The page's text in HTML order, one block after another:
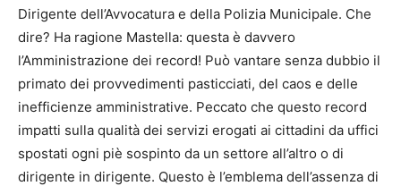
Dirigente dell’Avvocatura e della Polizia Municipale. Che
dire? Ha ragione Mastella: questa è davvero
l’Amministrazione dei record! Può vantare senza dubbio il
primato dei provvedimenti pasticciati, del caos e delle
inefficienze amministrative. Peccato che questo record
impatti sulla qualità dei servizi erogati ai cittadini da uffici
spostati ogni piè sospinto da un settore all’altro o di
dirigente in dirigente. Questo è l’emblema dell’assenza di